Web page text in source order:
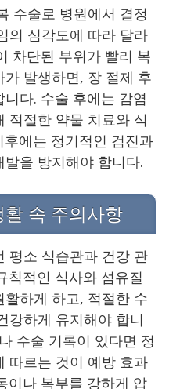
수술로 병원에서 결정
의 심각도에 따라 달라
차단된 부위가 빨리 복
발생하면, 장 절제 후
다. 수술 후에는 감염
적절한 약물 치료와 식
에는 정기적인 검진과
을 방지해야 합니다.
속 주의사항
평소 식습관과 건강 관
칙적인 식사와 섬유질
하게 하고, 적절한 수
강하게 유지해야 합니
수술 기록이 있다면 정
따르는 것이 예방 효과
이나 복부를 강하게 압